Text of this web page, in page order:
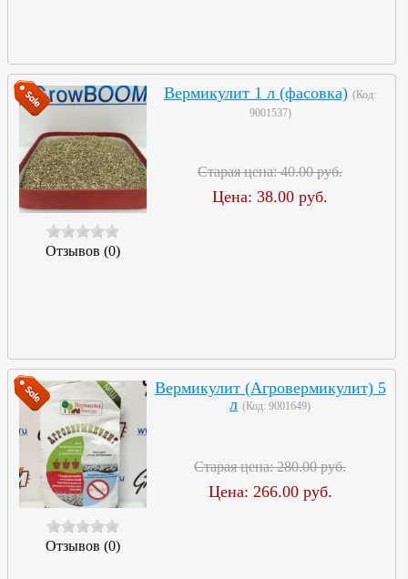
Отзывов (0)
Вермикулит 1 л (фасовка) (Код:
9001537)
Старая цена:40.00 руб.
Цена: 38.00 руб.
Отзывов (0)
Вермикулит (Агровермикулит) 5
л (Код: 9001649)
Старая цена:280.00 руб.
Цена: 266.00 руб.